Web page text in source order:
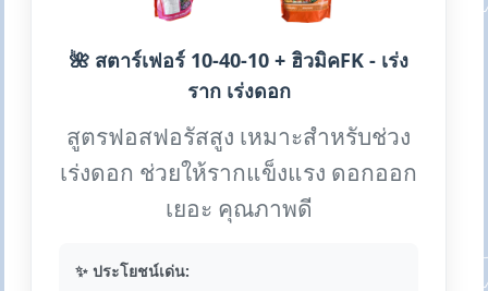
🌺 สตาร์เฟอร์ 10-40-10 + ฮิวมิคFK - เร่ง
ราก เร่งดอก
สูตรฟอสฟอรัสสูง เหมาะสำหรับช่วง
เร่งดอก ช่วยให้รากแข็งแรง ดอกออก
เยอะ คุณภาพดี
✨ ประโยชน์เด่น: